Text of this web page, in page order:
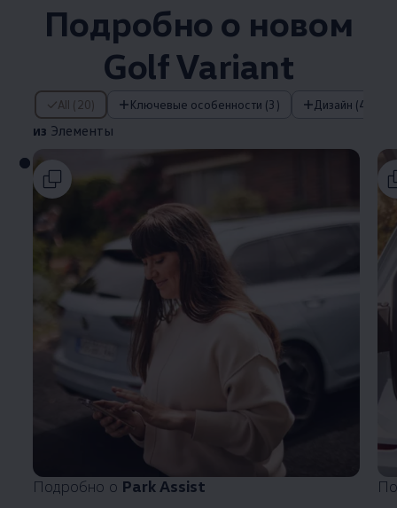
Подробно о новом
Golf Variant
All (20) Ключевые особенности (3) Дизайн (4)
из Элементы
из Элементы
Подробно о Park Assist